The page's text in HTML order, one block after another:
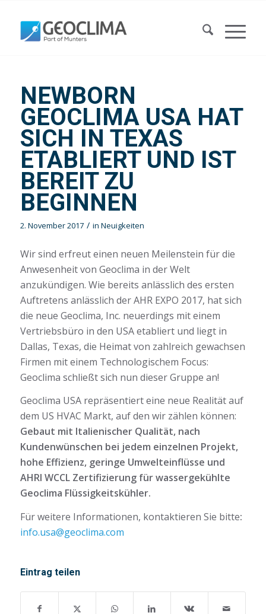
NEWBORN
GEOCLIMA USA HAT
SICH IN TEXAS
ETABLIERT UND IST
BEREIT ZU
BEGINNEN
2. November 2017 / in Neuigkeiten
Wir sind erfreut einen neuen Meilenstein für die
Anwesenheit von Geoclima in der Welt
anzukündigen. Wie bereits anlässlich des ersten
Auftretens anlässlich der AHR EXPO 2017, hat sich
die neue Geoclima, Inc. neuerdings mit einem
Vertriebsbüro in den USA etabliert und liegt in
Dallas, Texas, die Heimat von zahlreich gewachsen
Firmen mit einem Technologischem Focus:
Geoclima schließt sich nun dieser Gruppe an!
Geoclima USA repräsentiert eine neue Realität auf
dem US HVAC Markt, auf den wir zählen können:
Gebaut mit Italienischer Qualität, nach
Kundenwünschen bei jedem einzelnen Projekt,
hohe Effizienz, geringe Umwelteinflüsse und
AHRI WCCL Zertifizierung für wassergekühlte
Geoclima Flüssigkeitskühler.
Für weitere Informationen, kontaktieren Sie bitte:
info.usa@geoclima.com
Eintrag teilen